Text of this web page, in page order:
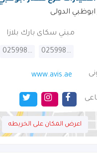
الدولى
مبني سكاى بارك بلازا
025998827
025998826
www.avis.ae
اعرض المكان على الخريطه